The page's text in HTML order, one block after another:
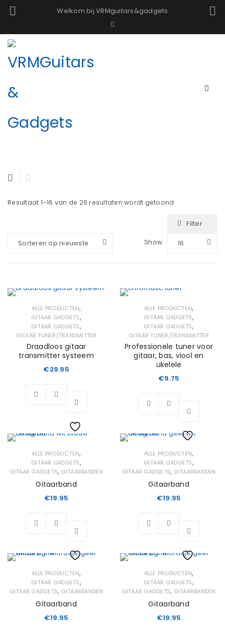
Welkom bij VRMguitars&gadgets
Resultaat 1–16 van de 26 resultaten wordt getoond
Filter
Sorteren op nieuwste Show 16
ALLE PRODUCTEN,
GITAAR GADGETS,
GITAAR GADGETS,
GITAAR TUNER/TRANSMITTER
Draadloos gitaar
transmitter systeem
€29.95
ALLE PRODUCTEN,
GITAAR GADGETS,
GITAAR GADGETS,
GITAAR TUNER/TRANSMITTER
Professionele tuner voor
gitaar, bas, viool en
ukelele
€9.75
Wishlist
ALLE PRODUCTEN,
GITAAR GADGETS,
GITAAR GADGETS, GITAARBANDEN
Gitaarband
€19.95
Wishlist
ALLE PRODUCTEN,
GITAAR GADGETS,
GITAAR GADGETS, GITAARBANDEN
Gitaarband
€19.95
Wishlist
ALLE PRODUCTEN,
GITAAR GADGETS,
GITAAR GADGETS, GITAARBANDEN
Gitaarband
€19.95
ALLE PRODUCTEN,
GITAAR GADGETS,
GITAAR GADGETS, GITAARBANDEN
Gitaarband
€19.95